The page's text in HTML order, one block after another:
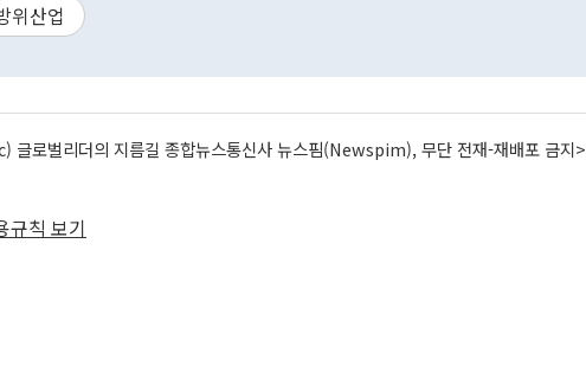
위산업
글로벌리더의 지름길 종합뉴스통신사 뉴스핌(Newspim), 무단 전재-재배포 금지>
규칙 보기